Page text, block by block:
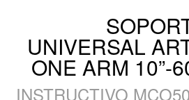
UNIVERSAL
ONE ARM 10”-
INSTRUCTIVO